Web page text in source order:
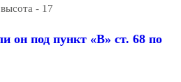
- 17
он под пункт «В» ст. 68 по